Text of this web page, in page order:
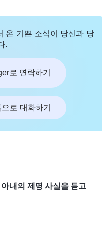
모습을 비춰 보니 그녀
교회 사역을 교란해 왔
사탄의 종이자 교회 사
인이라는 생각이 들었습
이런 악행과 모습을 모
는 교회 원칙에 따라 그
것입니다. 그렇게 되면
런 관계가 없어지고 구원
그녀가 만약 출교된다면
니다. 과거 그녀가 저를
을 생각하니 저는 이러지
황에 빠졌습니다. 폭로
볼 때 출교될 가능성이
온 기쁜 소식이 당신과 당
.
로 연락하기
로 대화하기
아내의 제명 사실을 듣고